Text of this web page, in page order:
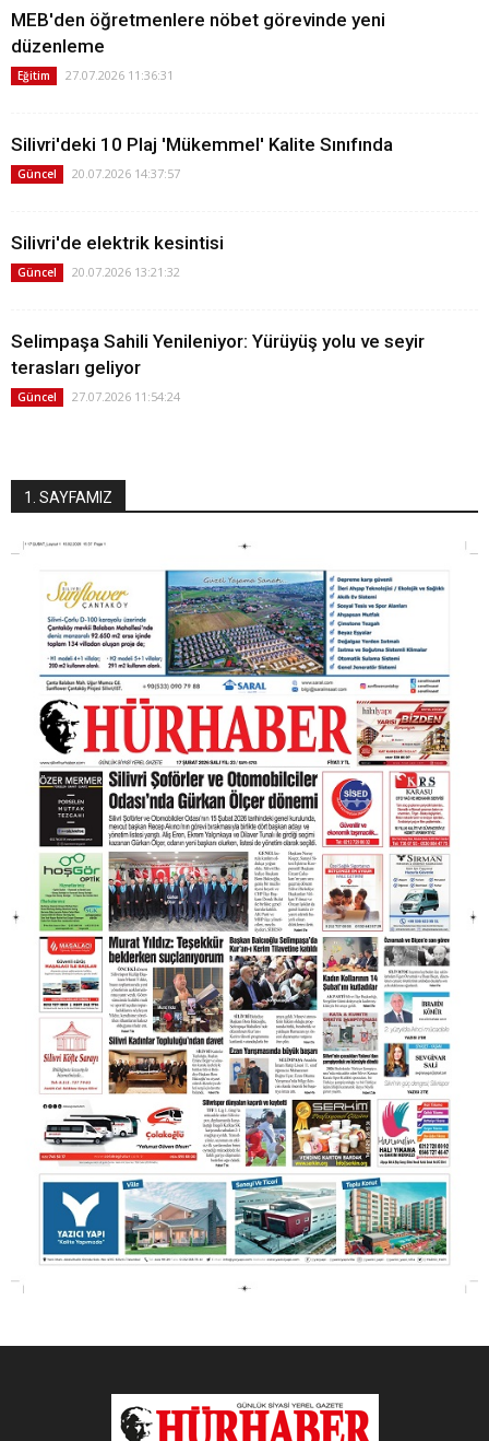
MEB'den öğretmenlere nöbet görevinde yeni
düzenleme
Eğitim 27.07.2026 11:36:31
Silivri'deki 10 Plaj 'Mükemmel' Kalite Sınıfında
Güncel 20.07.2026 14:37:57
Silivri'de elektrik kesintisi
Güncel 20.07.2026 13:21:32
Selimpaşa Sahili Yenileniyor: Yürüyüş yolu ve seyir
terasları geliyor
Güncel 27.07.2026 11:54:24
1. SAYFAMIZ